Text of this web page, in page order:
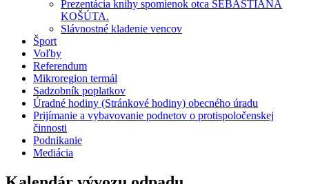
Prezentácia knihy spomienok otca ŠEBASTIÁNA
KOŠÚTA.
Slávnostné kladenie vencov
Šport
Voľby
Referendum
Mikroregion termál
Sadzobník poplatkov
Úradné hodiny (Stránkové hodiny) obecného úradu
Prijímanie a vybavovanie podnetov o protispoločenskej
činnosti
Podnikanie
Mediácia